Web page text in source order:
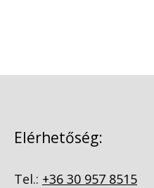
Elérhetőség:
Tel.: +36 30 957 8515